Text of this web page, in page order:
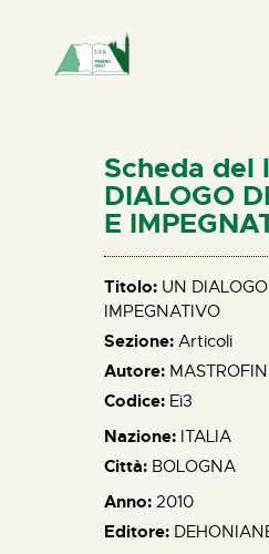
HOME
CHI SIAMO
NEWS
PERCORSI
BIBLIOTECA
ELISA SALERNO
CONTATTI
Scheda del
DIALOGO
E
Titolo: UN
IMPEGNATIVO
Sezione: Articoli
Autore:
Codice: Ei3
Nazione: ITALIA
Città: BOLOGNA
Anno: 2010
Editore: